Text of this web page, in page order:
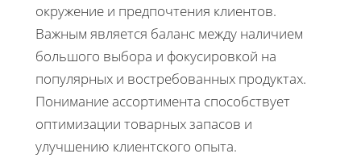
окружение и предпочтения клиентов.
Важным является баланс между наличием
большого выбора и фокусировкой на
популярных и востребованных продуктах.
Понимание ассортимента способствует
оптимизации товарных запасов и
улучшению клиентского опыта.